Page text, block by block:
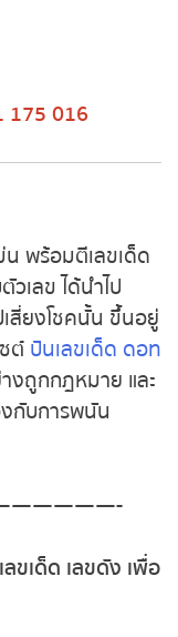
175 016
พร้อมตีเลข
อบตัวเลข ได้นำ
ปเสี่ยงโชคนั้น
เว็บไซต์ปันเลข
โชคอย่างถูก
ามเกี่ยวข้องกับ
ขเด็ด เลขดัง